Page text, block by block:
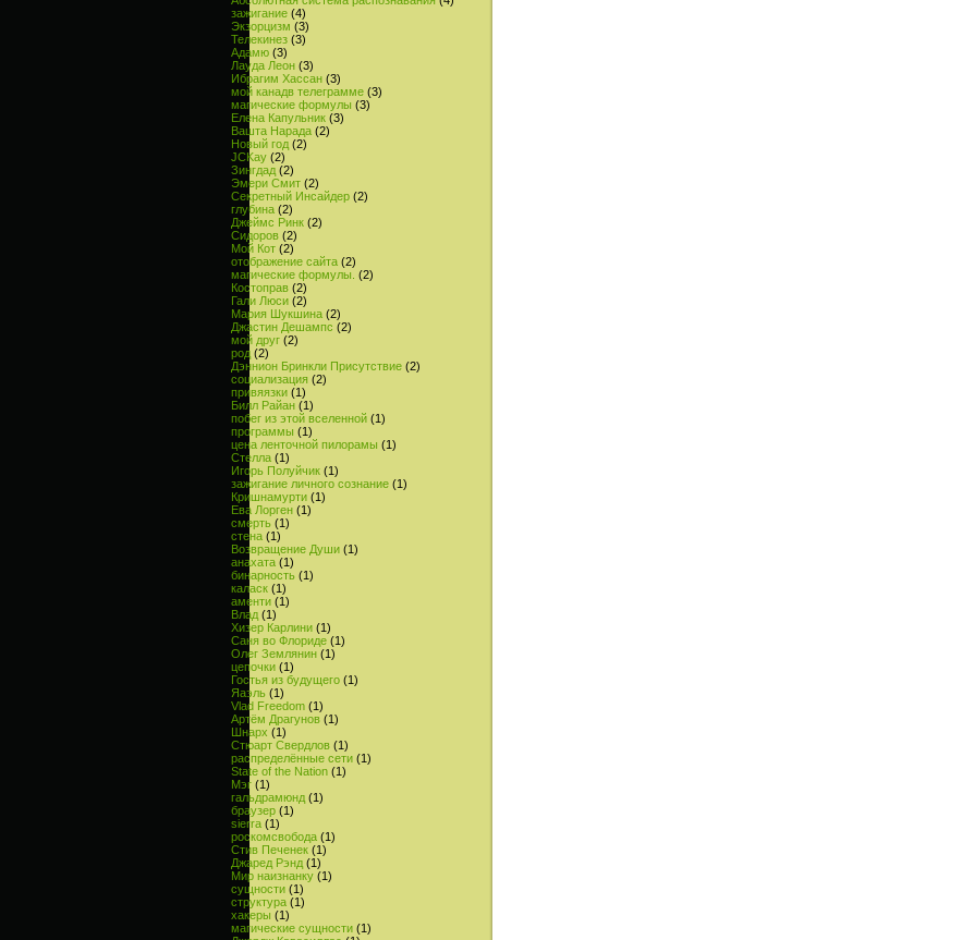
зажигание (4)
Экзорцизм (3)
Телекинез (3)
Адамю (3)
Лауда Леон (3)
Ибрагим Хассан (3)
мой канадв телеграмме (3)
магические формулы (3)
Елена Капульник (3)
Вашта Нарада (2)
Новый год (2)
JCKay (2)
Зингдад (2)
Эмери Смит (2)
Секретный Инсайдер (2)
глубина (2)
Джеймс Ринк (2)
Сидоров (2)
Мой Кот (2)
отображение сайта (2)
магические формулы. (2)
Костоправ (2)
Гали Люси (2)
Мария Шукшина (2)
Джастин Дешампс (2)
мой друг (2)
род (2)
Дэннион Бринкли Присутствие (2)
социализация (2)
привяязки (1)
Билл Райан (1)
побег из этой вселенной (1)
программы (1)
цена ленточной пилорамы (1)
Стелла (1)
Игорь Полуйчик (1)
зажигание личного сознание (1)
Кришнамурти (1)
Ева Лорген (1)
смерть (1)
стена (1)
Возвращение Души (1)
анахата (1)
бинарность (1)
каласк (1)
аменти (1)
Влад (1)
Хизер Карлини (1)
Саня во Флориде (1)
Олег Землянин (1)
цепочки (1)
Гостья из будущего (1)
Яаэль (1)
Vlad Freedom (1)
Артём Драгунов (1)
Шнарх (1)
Стюарт Свердлов (1)
распределённые сети (1)
State of the Nation (1)
Мэг (1)
гальдрамюнд (1)
браузер (1)
sierra (1)
роскомсвобода (1)
Стив Печенек (1)
Джаред Рэнд (1)
Мир наизнанку (1)
сущности (1)
структура (1)
хакеры (1)
магические сущности (1)